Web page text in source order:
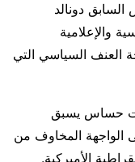
دونالد
والإعلامية
العنف السياسي التي
حساس يسبق
الواجهة المخاوف من
الأميركية.